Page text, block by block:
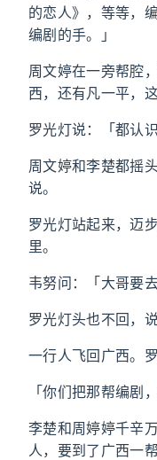
的恋人》，等等，
编剧的手。」
周文婷在一旁帮腔
西，还有凡一平，
罗光灯说：「都认
周文婷和李楚都摇
说。
罗光灯站起来，迈
里。
韦努问：「大哥要
罗光灯头也不回，
一行人飞回广西。
「你们把那帮编剧
李楚和周婷婷千辛
人，要到了广西一